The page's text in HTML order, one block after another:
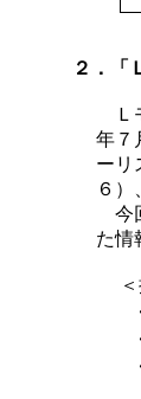
２．「
Ｌ
年７
ーリ
６）
今
た情